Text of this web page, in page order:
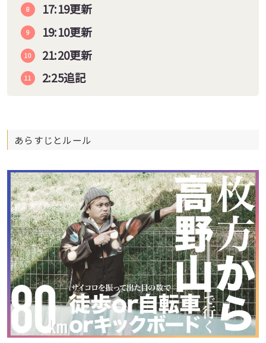
17:19更新
19:10更新
21:20更新
2:25追記
あらすじとルール